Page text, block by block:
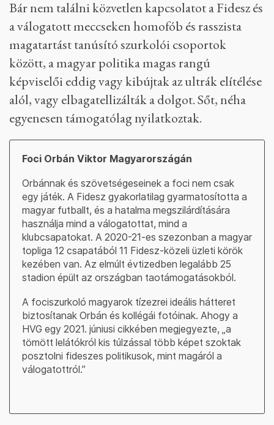
Bár nem találni közvetlen kapcsolatot a Fidesz és
a válogatott meccseken homofób és rasszista
magatartást tanúsító szurkolói csoportok
között, a magyar politika magas rangú
képviselői eddig vagy kibújtak az ultrák elítélése
alól, vagy elbagatellizálták a dolgot. Sőt, néha
egyenesen támogatólag nyilatkoztak.
Foci Orbán Viktor Magyarországán
Orbánnak és szövetségeseinek a foci nem csak
egy játék. A Fidesz gyakorlatilag gyarmatosította a
magyar futballt, és a hatalma megszilárdítására
használja mind a válogatottat, mind a
klubcsapatokat. A 2020-21-es szezonban a magyar
topliga 12 csapatából 11 Fidesz-közeli üzleti körök
kezében van. Az elmúlt évtizedben legalább 25
stadion épült az országban taotámogatásokból.
A fociszurkoló magyarok tízezrei ideális hátteret
biztosítanak Orbán és kollégái fotóinak. Ahogy a
HVG egy 2021. júniusi cikkében megjegyezte, „a
tömött lelátókról kis túlzással több képet szoktak
posztolni fideszes politikusok, mint magáról a
válogatottról.”